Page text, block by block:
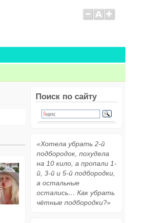
Поиск по сайту
«Хотела убрать 2-й
подбородок, похудела
на 10 кило, а пропали 1-
й, 3-й и 5-й подбородки,
а остальные
остались… Как убрать
чётные подбородки?»